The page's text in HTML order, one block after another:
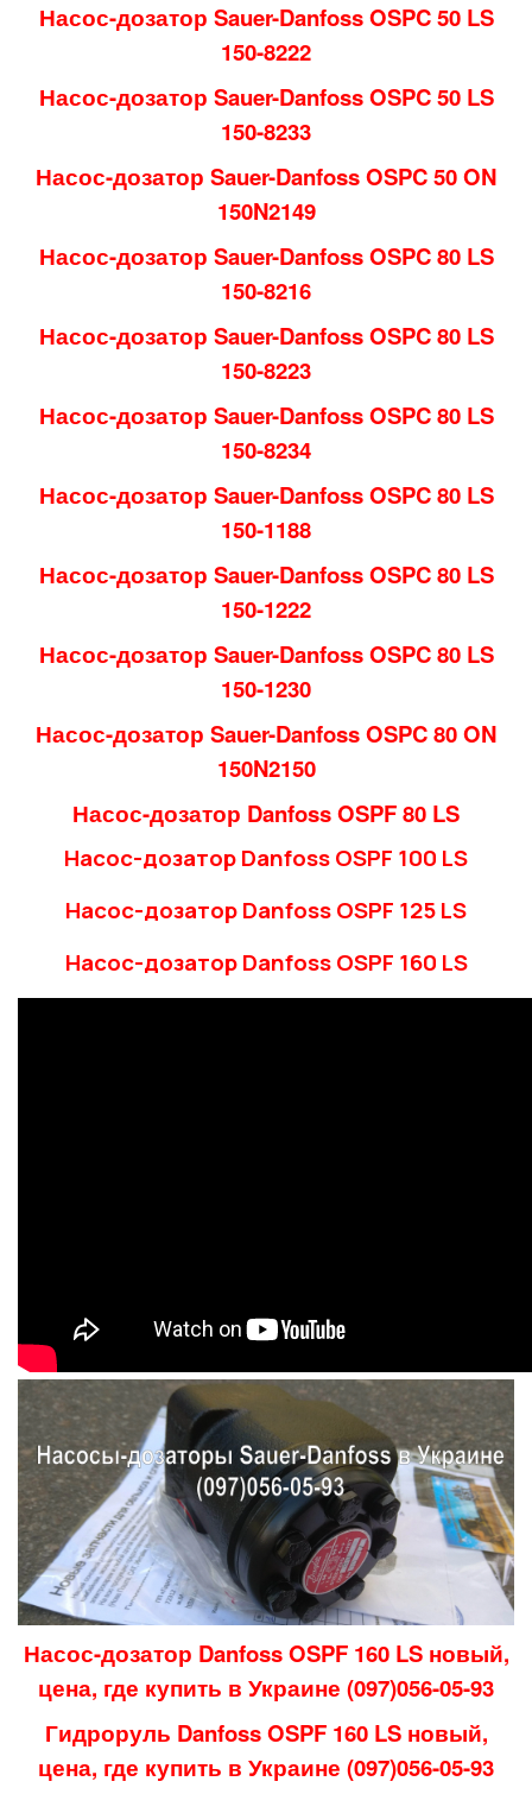
Насос-дозатор Sauer-Danfoss OSPC 50 LS
150-8222
Насос-дозатор Sauer-Danfoss OSPC 50 LS
150-8233
Насос-дозатор Sauer-Danfoss OSPC 50 ON
150N2149
Насос-дозатор Sauer-Danfoss OSPC 80 LS
150-8216
Насос-дозатор Sauer-Danfoss OSPC 80 LS
150-8223
Насос-дозатор Sauer-Danfoss OSPC 80 LS
150-8234
Насос-дозатор Sauer-Danfoss OSPC 80 LS
150-1188
Насос-дозатор Sauer-Danfoss OSPC 80 LS
150-1222
Насос-дозатор Sauer-Danfoss OSPC 80 LS
150-1230
Насос-дозатор Sauer-Danfoss OSPC 80 ON
150N2150
Насос-дозатор Danfoss OSPF 80 LS
Насос-дозаторDanfoss OSPF 100 LS
Насос-дозаторDanfoss OSPF 125 LS
Насос-дозаторDanfoss OSPF 160 LS
Насос-дозатор Danfoss OSPF 160 LSновый,
цена, где купить в Украине (097)056-05-93
Гидроруль Danfoss OSPF 160 LSновый,
цена, где купить в Украине (097)056-05-93